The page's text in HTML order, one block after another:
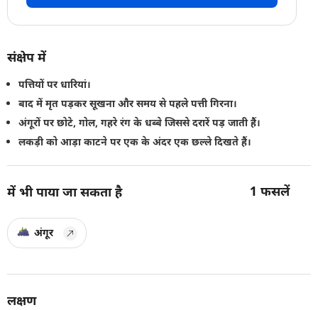
संक्षेप में
पत्तियों पर धारियां।
बाद में मृत पड़कर सूखना और समय से पहले पत्ती गिरना।
अंगूरों पर छोटे, गोल, गहरे रंग के धब्बे जिससे दरारें पड़ जाती हैं।
लकड़ी को आड़ा काटने पर एक के अंदर एक छल्ले दिखते हैं।
में भी पाया जा सकता है 1 फसलें
अंगूर
लक्षण